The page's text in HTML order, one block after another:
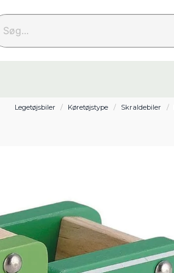
Legetøjsbiler Køretøjstype Skraldebiler